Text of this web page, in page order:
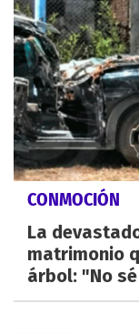
CONMOCIÓN
La
matrimonio
árbol: "No